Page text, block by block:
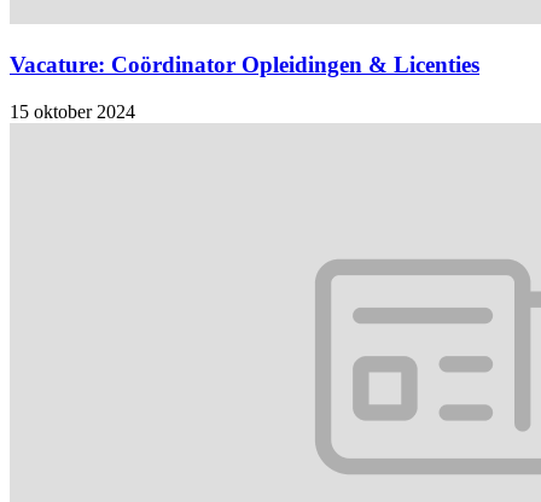
Vacature: Coördinator Opleidingen & Licenties
15 oktober 2024